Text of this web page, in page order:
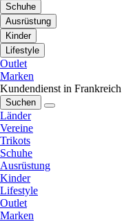
Schuhe
Ausrüstung
Kinder
Lifestyle
Outlet
Marken
Kundendienst in Frankreich
Suchen
Länder
Vereine
Trikots
Schuhe
Ausrüstung
Kinder
Lifestyle
Outlet
Marken